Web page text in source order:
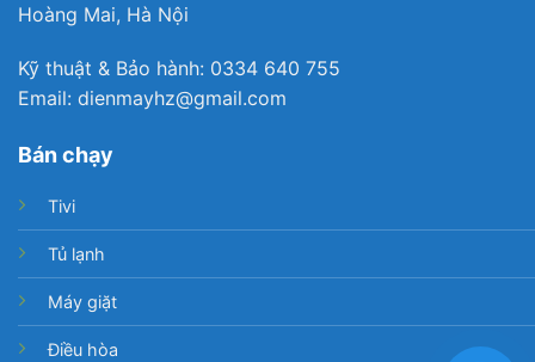
Hoàng Mai, Hà Nội
Kỹ thuật & Bảo hành: 0334 640 755
Email: dienmayhz@gmail.com
Bán chạy
Tivi
Tủ lạnh
Máy giặt
Điều hòa